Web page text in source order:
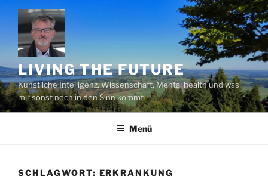
Zum
Inhalt
springen
LIVING THE FUTURE
Künstliche Intelligenz, Wissenschaft, Mental health und was
mir sonst noch in den Sinn kommt
Menü
SCHLAGWORT: ERKRANKUNG